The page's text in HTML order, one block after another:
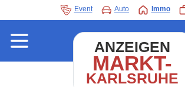
Event Auto Immo
ANZEIGEN
MARKT-
KARLSRUHE